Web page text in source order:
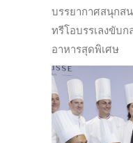
บรรยากาศสนุกส
ทรีโอบรรเลงขับ
อาหารสุดพิเศษ